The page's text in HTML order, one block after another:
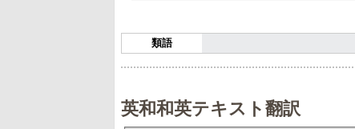
類語
英和和英テキスト翻訳